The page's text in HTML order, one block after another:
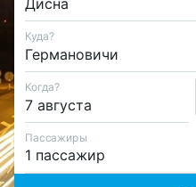
Куда?
Когда?
Пассажиры